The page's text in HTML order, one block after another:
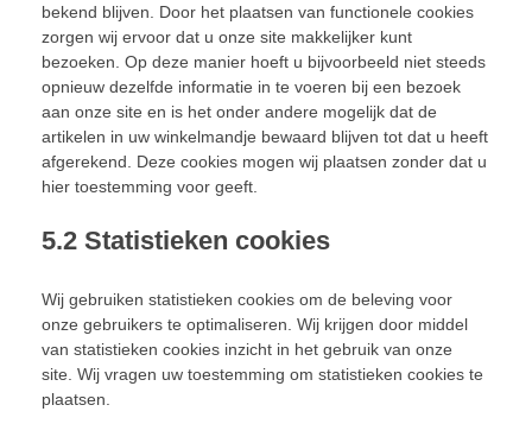
bekend blijven. Door het plaatsen van functionele cookies
zorgen wij ervoor dat u onze site makkelijker kunt
bezoeken. Op deze manier hoeft u bijvoorbeeld niet steeds
opnieuw dezelfde informatie in te voeren bij een bezoek
aan onze site en is het onder andere mogelijk dat de
artikelen in uw winkelmandje bewaard blijven tot dat u heeft
afgerekend. Deze cookies mogen wij plaatsen zonder dat u
hier toestemming voor geeft.
5.2 Statistieken cookies
Wij gebruiken statistieken cookies om de beleving voor
onze gebruikers te optimaliseren. Wij krijgen door middel
van statistieken cookies inzicht in het gebruik van onze
site. Wij vragen uw toestemming om statistieken cookies te
plaatsen.